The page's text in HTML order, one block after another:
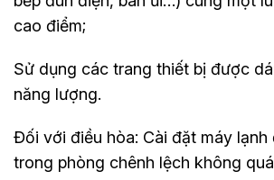
cao điểm;
Sử dụng các trang thiết bị được
năng lượng.
Đối với điều hòa: Cài đặt máy lạnh
trong phòng chênh lệch không